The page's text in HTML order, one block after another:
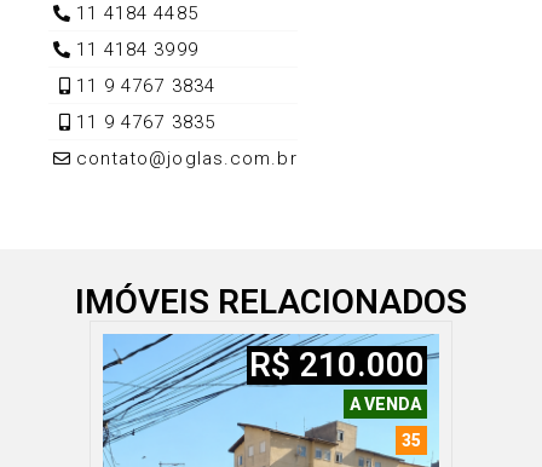
11 4184 4485
11 4184 3999
11 9 4767 3834
11 9 4767 3835
contato@joglas.com.br
IMÓVEIS RELACIONADOS
A VENDA
35
R$ 210.000